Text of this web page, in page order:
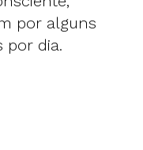
por alguns
por dia.